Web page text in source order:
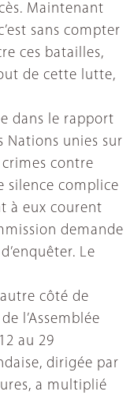
Maintenant
sans compter
ces batailles,
de cette lutte,
dans le rapport
Nations unies sur
contre
silence complice
à eux courent
demande
Le
côté de
l’Assemblée
au 29
dirigée par
a multiplié